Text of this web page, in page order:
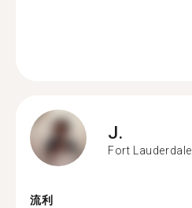
J.
Fort Lauderdale
流利